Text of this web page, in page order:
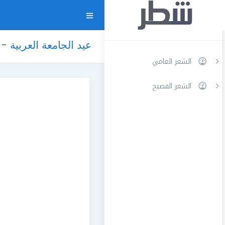
الشعر العامي
الشعر الفصيح
عيد الجامعة